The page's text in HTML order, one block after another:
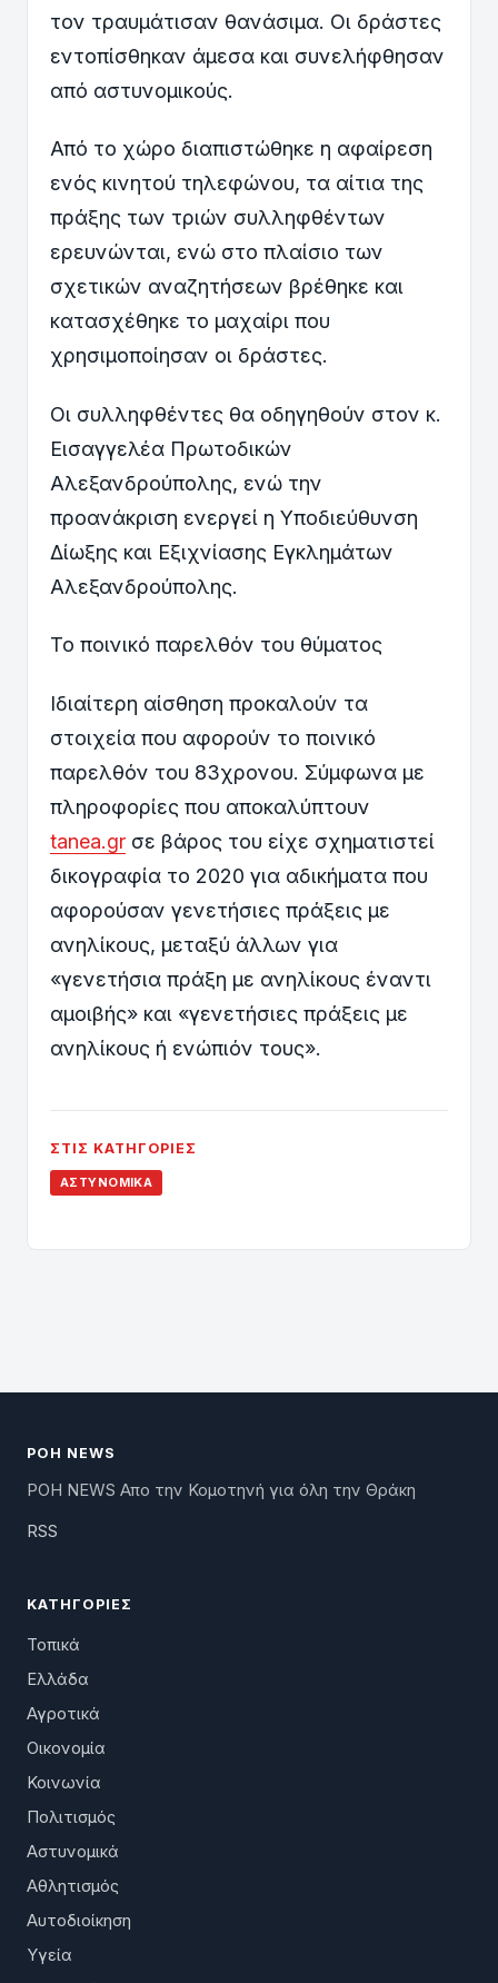
τον τραυμάτισαν θανάσιμα. Οι δράστες
εντοπίσθηκαν άμεσα και συνελήφθησαν
από αστυνομικούς.
Από το χώρο διαπιστώθηκε η αφαίρεση
ενός κινητού τηλεφώνου, τα αίτια της
πράξης των τριών συλληφθέντων
ερευνώνται, ενώ στο πλαίσιο των
σχετικών αναζητήσεων βρέθηκε και
κατασχέθηκε το μαχαίρι που
χρησιμοποίησαν οι δράστες.
Οι συλληφθέντες θα οδηγηθούν στον κ.
Εισαγγελέα Πρωτοδικών
Αλεξανδρούπολης, ενώ την
προανάκριση ενεργεί η Υποδιεύθυνση
Δίωξης και Εξιχνίασης Εγκλημάτων
Αλεξανδρούπολης.
Το ποινικό παρελθόν του θύματος
Ιδιαίτερη αίσθηση προκαλούν τα
στοιχεία που αφορούν το ποινικό
παρελθόν του 83χρονου. Σύμφωνα με
πληροφορίες που αποκαλύπτουν
tanea.gr σε βάρος του είχε σχηματιστεί
δικογραφία το 2020 για αδικήματα που
αφορούσαν γενετήσιες πράξεις με
ανηλίκους, μεταξύ άλλων για
«γενετήσια πράξη με ανηλίκους έναντι
αμοιβής» και «γενετήσιες πράξεις με
ανηλίκους ή ενώπιόν τους».
ΣΤΙΣ ΚΑΤΗΓΟΡΊΕΣ
ΑΣΤΥΝΟΜΙΚΆ
ΡΟΗ NEWS
ΡΟΗ NEWS Απο την Κομοτηνή για όλη την Θράκη
RSS
ΚΑΤΗΓΟΡΊΕΣ
Τοπικά
Ελλάδα
Αγροτικά
Οικονομία
Κοινωνία
Πολιτισμός
Αστυνομικά
Αθλητισμός
Αυτοδιοίκηση
Υγεία